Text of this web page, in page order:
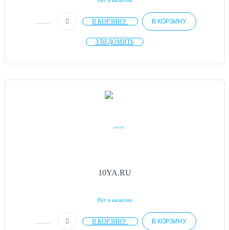
В КОРЗИНУ В КОРЗИНУ
УВЕДОМИТЬ
10YA.RU
Нет в наличии
В КОРЗИНУ В КОРЗИНУ